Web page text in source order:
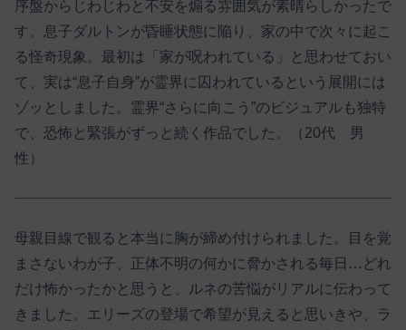
序盤からじわじわと不安を煽る雰囲気が素晴らしかったで
す。息子ダルトンが昏睡状態に陥り、家の中で次々に起こ
る怪奇現象。最初は「家が呪われている」と思わせておい
て、実は“息子自身”が霊界に囚われているという展開には
ゾッとしました。霊界“さらに向こう”のビジュアルも独特
で、恐怖と緊張がずっと続く作品でした。（20代 男
性）
母親目線で観ると本当に胸が締め付けられました。目を覚
まさないわが子、正体不明の何かに脅かされる毎日…どれ
だけ怖かったかと思うと、ルネの苦悩がリアルに伝わって
きました。エリーズの登場で希望が見えると思いきや、ラ